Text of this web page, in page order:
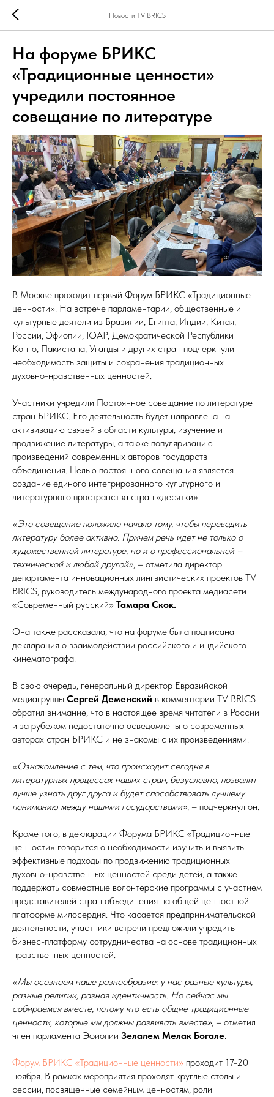
Новости TV BRICS
На форуме БРИКС
«Традиционные ценности»
учредили постоянное
совещание по литературе
В Москве проходит первый Форум БРИКС «Традиционные
ценности». На встрече парламентарии, общественные и
культурные деятели из Бразилии, Египта, Индии, Китая,
России, Эфиопии, ЮАР, Демократической Республики
Конго, Пакистана, Уганды и других стран подчеркнули
необходимость защиты и сохранения традиционных
духовно-нравственных ценностей.
Участники учредили Постоянное совещание по литературе
стран БРИКС. Его деятельность будет направлена на
активизацию связей в области культуры, изучение и
продвижение литературы, а также популяризацию
произведений современных авторов государств
объединения. Целью постоянного совещания является
создание единого интегрированного культурного и
литературного пространства стран «десятки».
«Это совещание положило начало тому, чтобы переводить
литературу более активно. Причем речь идет не только о
художественной литературе, но и о профессиональной –
технической и любой другой» , – отметила директор
департамента инновационных лингвистических проектов TV
BRICS, руководитель международного проекта медиасети
«Современный русский» Тамара Скок.
Она также рассказала, что на форуме была подписана
декларация о взаимодействии российского и индийского
кинематографа.
В свою очередь, генеральный директор Евразийской
медиагруппы Сергей Деменский в комментарии TV BRICS
обратил внимание, что в настоящее время читатели в России
и за рубежом недостаточно осведомлены о современных
авторах стран БРИКС и не знакомы с их произведениями.
«Ознакомление с тем, что происходит сегодня в
литературных процессах наших стран, безусловно, позволит
лучше узнать друг друга и будет способствовать лучшему
пониманию между нашими государствами» , – подчеркнул он.
Кроме того, в декларации Форума БРИКС «Традиционные
ценности» говорится о необходимости изучить и выявить
эффективные подходы по продвижению традиционных
духовно-нравственных ценностей среди детей, а также
поддержать совместные волонтерские программы с участием
представителей стран объединения на общей ценностной
платформе милосердия. Что касается предпринимательской
деятельности, участники встречи предложили учредить
бизнес-платформу сотрудничества на основе традиционных
нравственных ценностей.
«Мы осознаем наше разнообразие: у нас разные культуры,
разные религии, разная идентичность. Но сейчас мы
собираемся вместе, потому что есть общие традиционные
ценности, которые мы должны развивать вместе» , – отметил
член парламента Эфиопии Зелалем Мелак Богале
Форум БРИКС «Традиционные ценности» проходит 17-20
ноября. В рамках мероприятия проходят круглые столы и
сессии, посвященные семейным ценностям, роли